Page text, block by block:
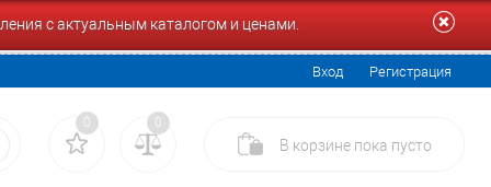
с актуальным каталогом и ценами.
Вход Регистрация
0 0
В корзине пока пусто